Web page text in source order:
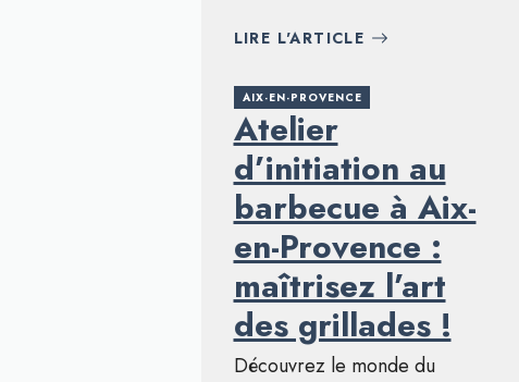
LIRE L'ARTICLE
AIX-EN-PROVENCE
Atelier
d’initiation au
barbecue à Aix-
en-Provence :
maîtrisez l’art
des grillades !
Découvrez le monde du